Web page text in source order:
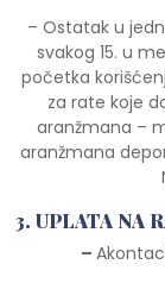
– Ostatak u
svakog 15. u
početka
za rate koje
aranžmana –
aranžmana
3. UPLATA NA
–